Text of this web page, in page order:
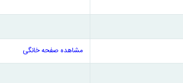
مشاهده صفحه خانگی